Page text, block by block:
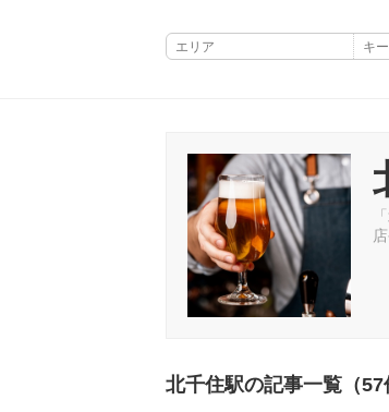
北千住駅の記事一覧（57